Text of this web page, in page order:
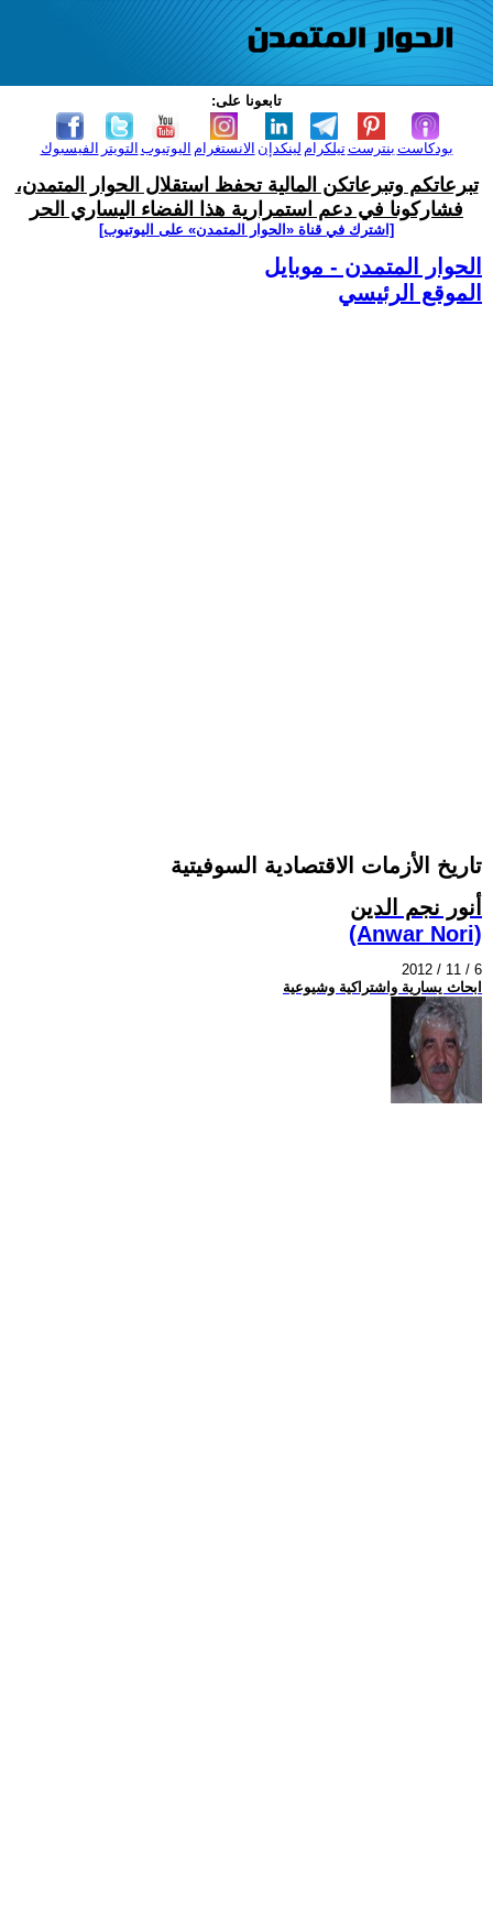
تابعونا على:
الفيسبوك التويتر اليوتيوب الانستغرام لينكدإن تيلكرامبنترست بودكاست
تبرعاتكم وتبرعاتكن المالية تحفظ استقلال الحوار المتمدن،
فشاركونا في دعم استمرارية هذا الفضاء اليساري الحر
[اشترك في قناة ‫«الحوار المتمدن» على اليوتيوب]
الحوار المتمدن - موبايل
الموقع الرئيسي
تاريخ الأزمات الاقتصادية السوفيتية
أنور نجم الدين
(Anwar Nori)
2012 / 11 / 6
ابحاث يسارية واشتراكية وشيوعية